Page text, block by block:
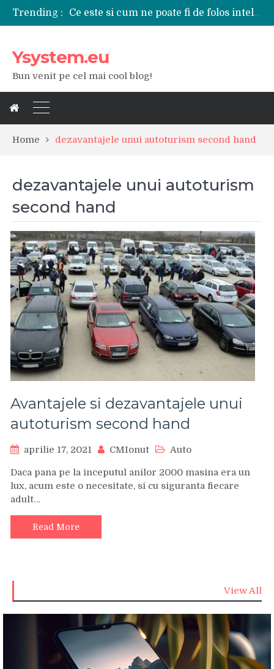
Trending :
Tipuri de polizoare de care este nevoie intr-un atelier
Cele mai bune smartphone-uri lansate in anul 2024
Ysystem.eu
Bun venit pe cel mai cool blog!
Home dezavantajele unui autoturism second hand
dezavantajele unui autoturism
second hand
Avantajele si dezavantajele unui
autoturism second hand
aprilie 17, 2021 CMIonut Auto
Daca pana pe la inceputul anilor 2000 masina era un
lux, acum este o necesitate, si cu siguranta fiecare
adult…
Read More
View All